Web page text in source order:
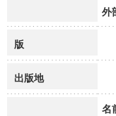
外
版
出版地
名